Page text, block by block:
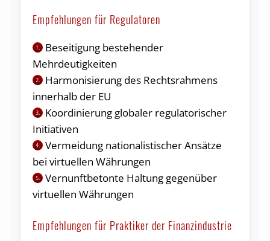
Empfehlungen für Regulatoren
1.
Beseitigung bestehender
Mehrdeutigkeiten
2.
Harmonisierung des Rechtsrahmens
innerhalb der EU
3.
Koordinierung globaler regulatorischer
Initiativen
4.
Vermeidung nationalistischer Ansätze
bei virtuellen Währungen
5.
Vernunftbetonte Haltung gegenüber
virtuellen Währungen
Empfehlungen für Praktiker der Finanzindustrie